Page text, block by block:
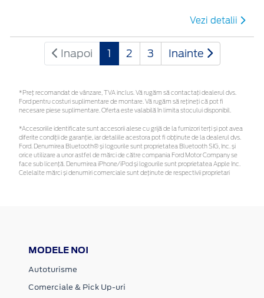
Vezi detalii
Inapoi 1 2 3 Inainte
*Preţ recomandat de vânzare, TVA inclus. Vă rugăm să contactaţi dealerul dvs.
Ford pentru costuri suplimentare de montare. Vă rugăm să rețineți că pot fi
necesare piese suplimentare. Oferta este valabilă în limita stocului disponibil.
*Accesoriile identificate sunt accesorii alese cu grijă de la furnizori terți și pot avea
diferite condiții de garanție, iar detaliile acestora pot fi obținute de la dealerul dvs.
Ford. Denumirea Bluetooth® și logourile sunt proprietatea Bluetooth SIG, Inc. și
orice utilizare a unor astfel de mărci de către compania Ford Motor Company se
face sub licență. Denumirea iPhone/iPod și logourile sunt proprietatea Apple Inc.
Celelalte mărci și denumiri comerciale sunt deținute de respectivii proprietari
MODELE NOI
Autoturisme
Comerciale & Pick Up-uri